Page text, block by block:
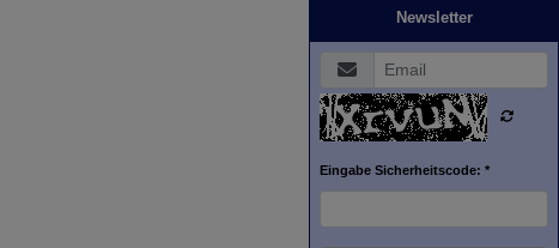
Newsletter
Eingabe Sicherheitscode: *